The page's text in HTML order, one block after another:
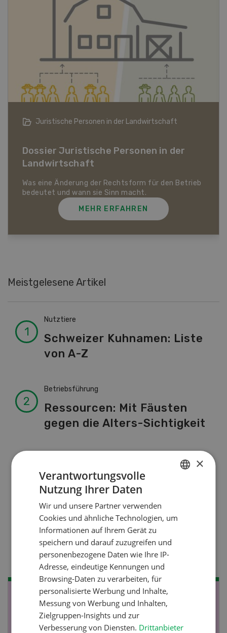
Bio-Artikel
Dossier Bio-Artikel
MEHR ERFAHREN
Meistgelesene Artikel
Nutztiere
Schweizer Kuhnamen: Liste
von A-Z
Betriebsführung
Ressourcen: Mit Fäusten
gegen die Alters-Sichtigkeit
Raufutter aus dem Sack
Nutztiere
Stallklima - Hitzestress
verhindern
NOV
19 -
JAN
28
×
Verantwortungsvolle
Nutzung Ihrer Daten
Wir und unsere Partner verwenden
Cookies und ähnliche Technologien, um
Informationen auf Ihrem Gerät zu
speichern und darauf zuzugreifen und
personenbezogene Daten wie Ihre IP-
Adresse, eindeutige Kennungen und
Browsing-Daten zu verarbeiten, für
personalisierte Werbung und Inhalte,
Messung von Werbung und Inhalten,
Zielgruppen-Insights und zur
Verbesserung von Diensten. Drittanbieter